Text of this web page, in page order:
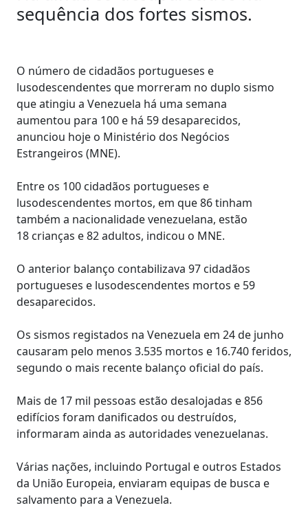
sequência dos fortes sismos.
O número de cidadãos portugueses e
lusodescendentes que morreram no duplo sismo
que atingiu a Venezuela há uma semana
aumentou para 100 e há 59 desaparecidos,
anunciou hoje o Ministério dos Negócios
Estrangeiros (MNE).
Entre os 100 cidadãos portugueses e
lusodescendentes mortos, em que 86 tinham
também a nacionalidade venezuelana, estão
18 crianças e 82 adultos, indicou o MNE.
O anterior balanço contabilizava 97 cidadãos
portugueses e lusodescendentes mortos e 59
desaparecidos.
Os sismos registados na Venezuela em 24 de junho
causaram pelo menos 3.535 mortos e 16.740 feridos,
segundo o mais recente balanço oficial do país.
Mais de 17 mil pessoas estão desalojadas e 856
edifícios foram danificados ou destruídos,
informaram ainda as autoridades venezuelanas.
Várias nações, incluindo Portugal e outros Estados
da União Europeia, enviaram equipas de busca e
salvamento para a Venezuela.